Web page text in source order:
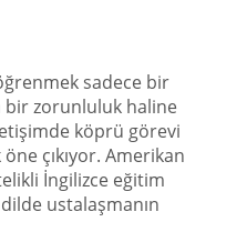
sadece bir
bir zorunluluk haline
köprü görevi
çıkıyor. Amerikan
İngilizce eğitim
ustalaşmanın